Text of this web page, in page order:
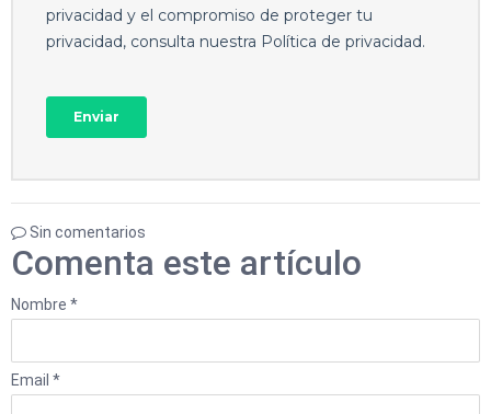
Sin comentarios
Comenta este artículo
Nombre *
Email *